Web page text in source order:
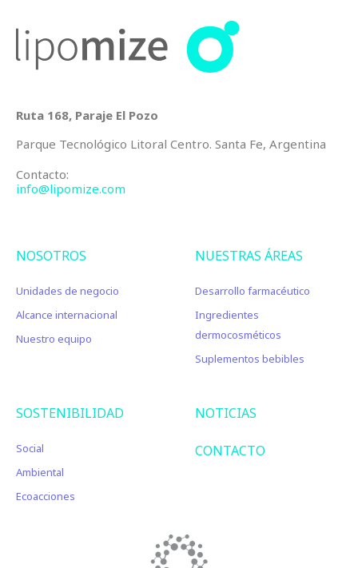
Ruta 168, Paraje El Pozo
Parque Tecnológico Litoral Centro. Santa Fe, Argentina
Contacto:
info@lipomize.com
NOSOTROS
Unidades de negocio
Alcance internacional
Nuestro equipo
NUESTRAS ÁREAS
Desarrollo farmacéutico
Ingredientes
dermocosméticos
Suplementos bebibles
SOSTENIBILIDAD
Social
Ambiental
Ecoacciones
NOTICIAS
CONTACTO